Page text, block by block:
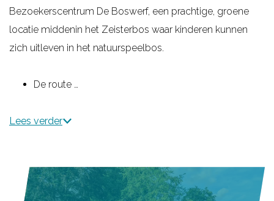
Bezoekerscentrum De Boswerf, een prachtige, groene
locatie middenin het Zeisterbos waar kinderen kunnen
zich uitleven in het natuurspeelbos.
De route …
Lees verder